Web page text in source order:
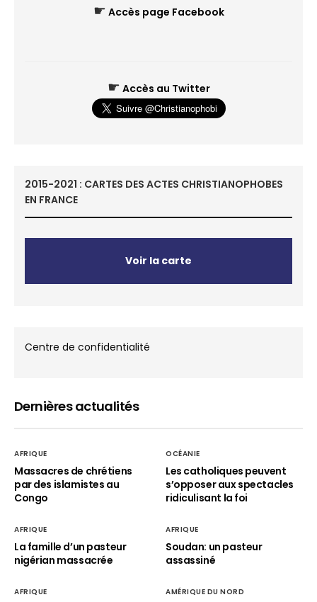
☛ Accès page Facebook
☛ Accès au Twitter
2015-2021 : CARTES DES ACTES CHRISTIANOPHOBES
EN FRANCE
Voir la carte
Centre de confidentialité
Dernières actualités
AFRIQUE
Massacres de chrétiens
par des islamistes au
Congo
OCÉANIE
Les catholiques peuvent
s’opposer aux spectacles
ridiculisant la foi
AFRIQUE
La famille d’un pasteur
nigérian massacrée
AFRIQUE
Soudan: un pasteur
assassiné
AFRIQUE AMÉRIQUE DU NORD